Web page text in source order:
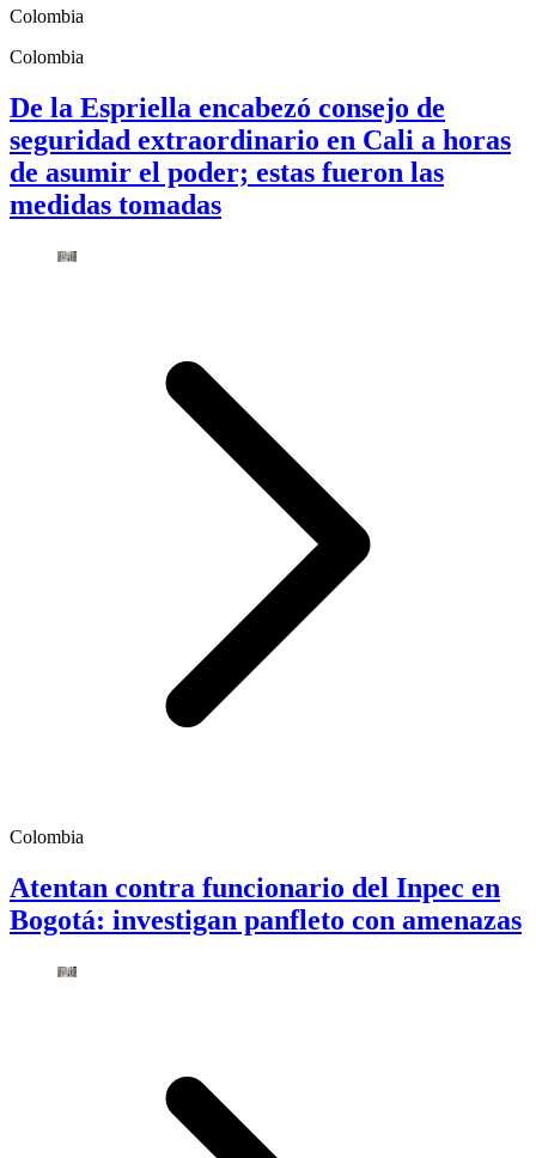
Colombia
Colombia
De la Espriella encabezó consejo de
seguridad extraordinario en Cali a horas
de asumir el poder; estas fueron las
medidas tomadas
Colombia
Atentan contra funcionario del Inpec en
Bogotá: investigan panfleto con amenazas